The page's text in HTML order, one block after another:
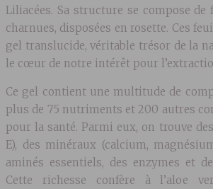
Liliacées. Sa structure se compose de
charnues, disposées en rosette. Ces
gel translucide, véritable trésor de la
le cœur de notre intérêt pour
Ce gel contient une multitude de
plus de 75 nutriments et 200 autres
pour la santé. Parmi eux, on trouve
E), des minéraux (calcium,
aminés essentiels, des enzymes et
Cette richesse confère à l’aloe